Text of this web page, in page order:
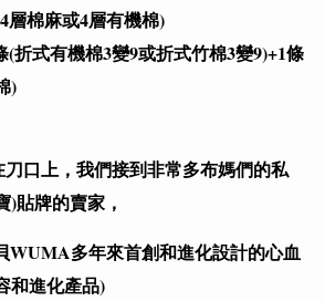
層棉麻或4層有機棉)
(折式有機棉3變9或折式竹棉3變9)+1條
)
口上，我們接到非常多布媽們的私
)貼牌的賣家，
WUMA多年來首創和進化設計的心血
和進化產品)